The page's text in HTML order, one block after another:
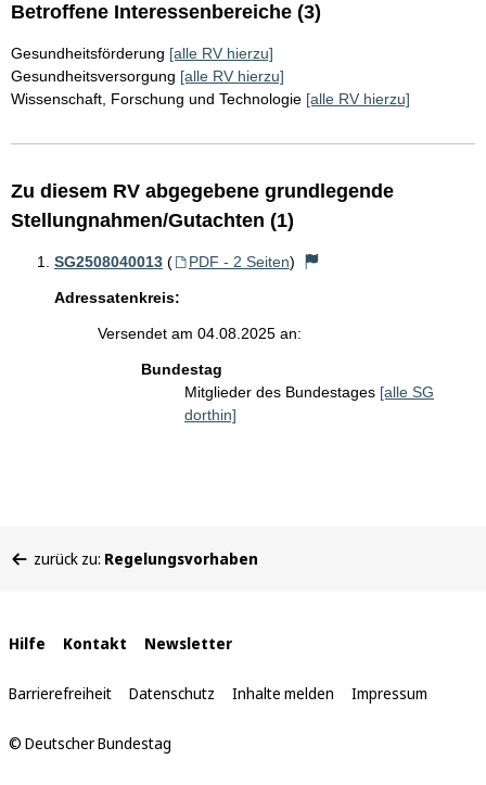
Betroffene Interessenbereiche (3)
Gesundheitsförderung [alle RV hierzu]
Gesundheitsversorgung [alle RV hierzu]
Wissenschaft, Forschung und Technologie [alle RV hierzu]
Zu diesem RV abgegebene grundlegende
Stellungnahmen/Gutachten (1)
SG2508040013 ( PDF - 2 Seiten)
Adressatenkreis:
Versendet am 04.08.2025 an:
Bundestag
Mitglieder des Bundestages [alle SG
dorthin]
befinden
zurück zu: Regelungsvorhaben
Interne
Links
Hilfe Kontakt Newsletter
Barrierefreiheit Datenschutz Inhalte melden Impressum
© Deutscher Bundestag